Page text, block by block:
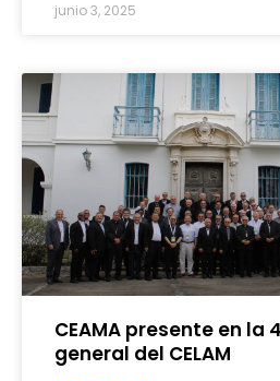
junio 3, 2025
CEAMA presente en la
general del CELAM